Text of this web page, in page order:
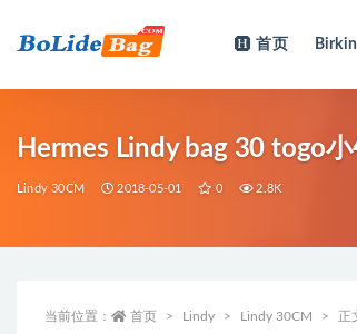
首页 Birkin
Hermes Lindy bag 30 togo
Lindy 30CM 2018-05-01 0 2.8K
当前位置： 首页 Lindy Lindy 30CM 正